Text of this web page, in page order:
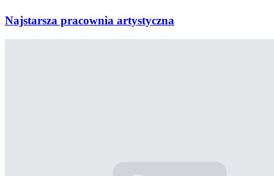
Najstarsza pracownia artystyczna